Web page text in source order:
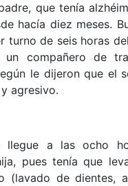
que tenía
hacía diez meses.
turno de seis horas
compañero de
le dijeron que el
agresivo.
llegue a las ocho
pues tenía que
(lavado de dientes,